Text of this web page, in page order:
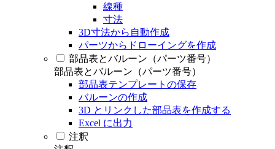
線種
寸法
3D寸法から自動作成
パーツからドローイングを作成
部品表とバルーン（パーツ番号）
部品表とバルーン（パーツ番号）
部品表テンプレートの保存
バルーンの作成
3D とリンクした部品表を作成する
Excel に出力
注釈